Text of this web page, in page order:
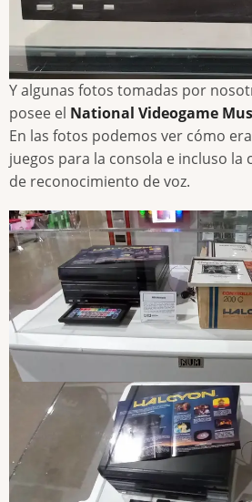
Y algunas fotos tomadas por
posee el National Videogame
En las fotos podemos ver cómo
juegos para la consola e incluso la
de reconocimiento de voz.